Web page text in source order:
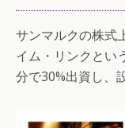
サンマルクの株式
イム・リンクとい
分で30%出資し、